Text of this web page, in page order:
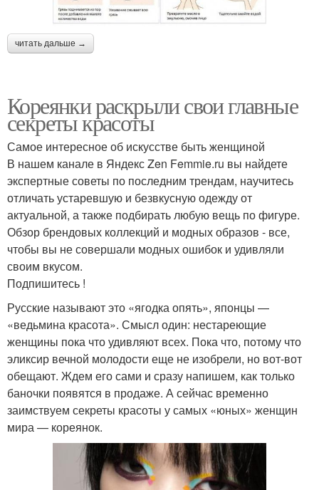
читать дальше →
Кореянки раскрыли свои главные
секреты красоты
Самое интересное об искусстве быть женщиной
В нашем канале в Яндекс Zen Femmie.ru вы найдете
экспертные советы по последним трендам, научитесь
отличать устаревшую и безвкусную одежду от
актуальной, а также подбирать любую вещь по фигуре.
Обзор брендовых коллекций и модных образов - все,
чтобы вы не совершали модных ошибок и удивляли
своим вкусом.
Подпишитесь !
Русские называют это «ягодка опять», японцы —
«ведьмина красота». Смысл один: нестареющие
женщины пока что удивляют всех. Пока что, потому что
эликсир вечной молодости еще не изобрели, но вот-вот
обещают. Ждем его сами и сразу напишем, как только
баночки появятся в продаже. А сейчас временно
заимствуем секреты красоты у самых «юных» женщин
мира — кореянок.